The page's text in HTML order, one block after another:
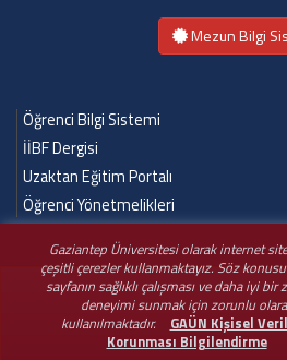
Gaziantep Üniversitesi olarak internet
çeşitli çerezler kullanmaktayız. Söz
sayfanın sağlıklı çalışması ve daha iyi bir
deneyimi sunmak için zorunlu
kullanılmaktadır.
GAÜN Kişisel
Korunması Bilgilendirme
Mezun Bilgi
Öğrenci Bilgi Sistemi
İİBF Dergisi
Uzaktan Eğitim Portalı
Öğrenci Yönetmelikleri